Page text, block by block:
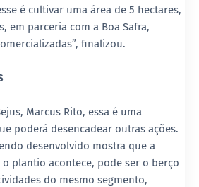
é cultivar uma área de 5 hectares,
em parceria com a Boa Safra,
finalizou.
Marcus Rito, essa é uma
poderá desencadear outras ações.
desenvolvido mostra que a
o plantio acontece, pode ser o berço
do mesmo segmento,